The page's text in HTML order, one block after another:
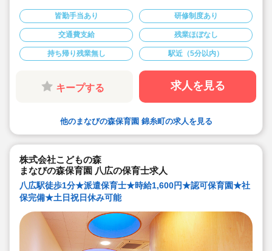
★時給1,600円の求人です
皆勤手当あり 研修制度あり
交通費支給 残業ほぼなし
持ち帰り残業無し 駅近（5分以内）
キープする 求人を見る
他のまなびの森保育園 錦糸町の求人を見る
株式会社こどもの森
まなびの森保育園 八広の保育士求人
八広駅徒歩1分★派遣保育士★時給1,600円★認可保育園★社
保完備★土日祝日休み可能